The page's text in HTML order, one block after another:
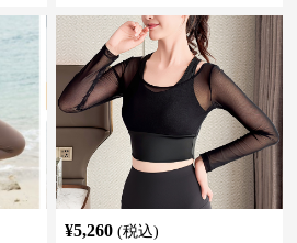
¥5,260 (税込)